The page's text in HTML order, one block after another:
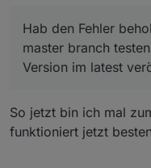
anzeigen
Version im
Hab den Fehler
master branch
Version im latest
So jetzt bin ich mal
funktioniert jetzt